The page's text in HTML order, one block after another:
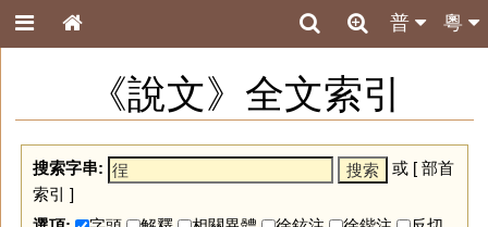
粵
普
《說文》全文索引
搜索字串: 或 [ 部首
索引 ]